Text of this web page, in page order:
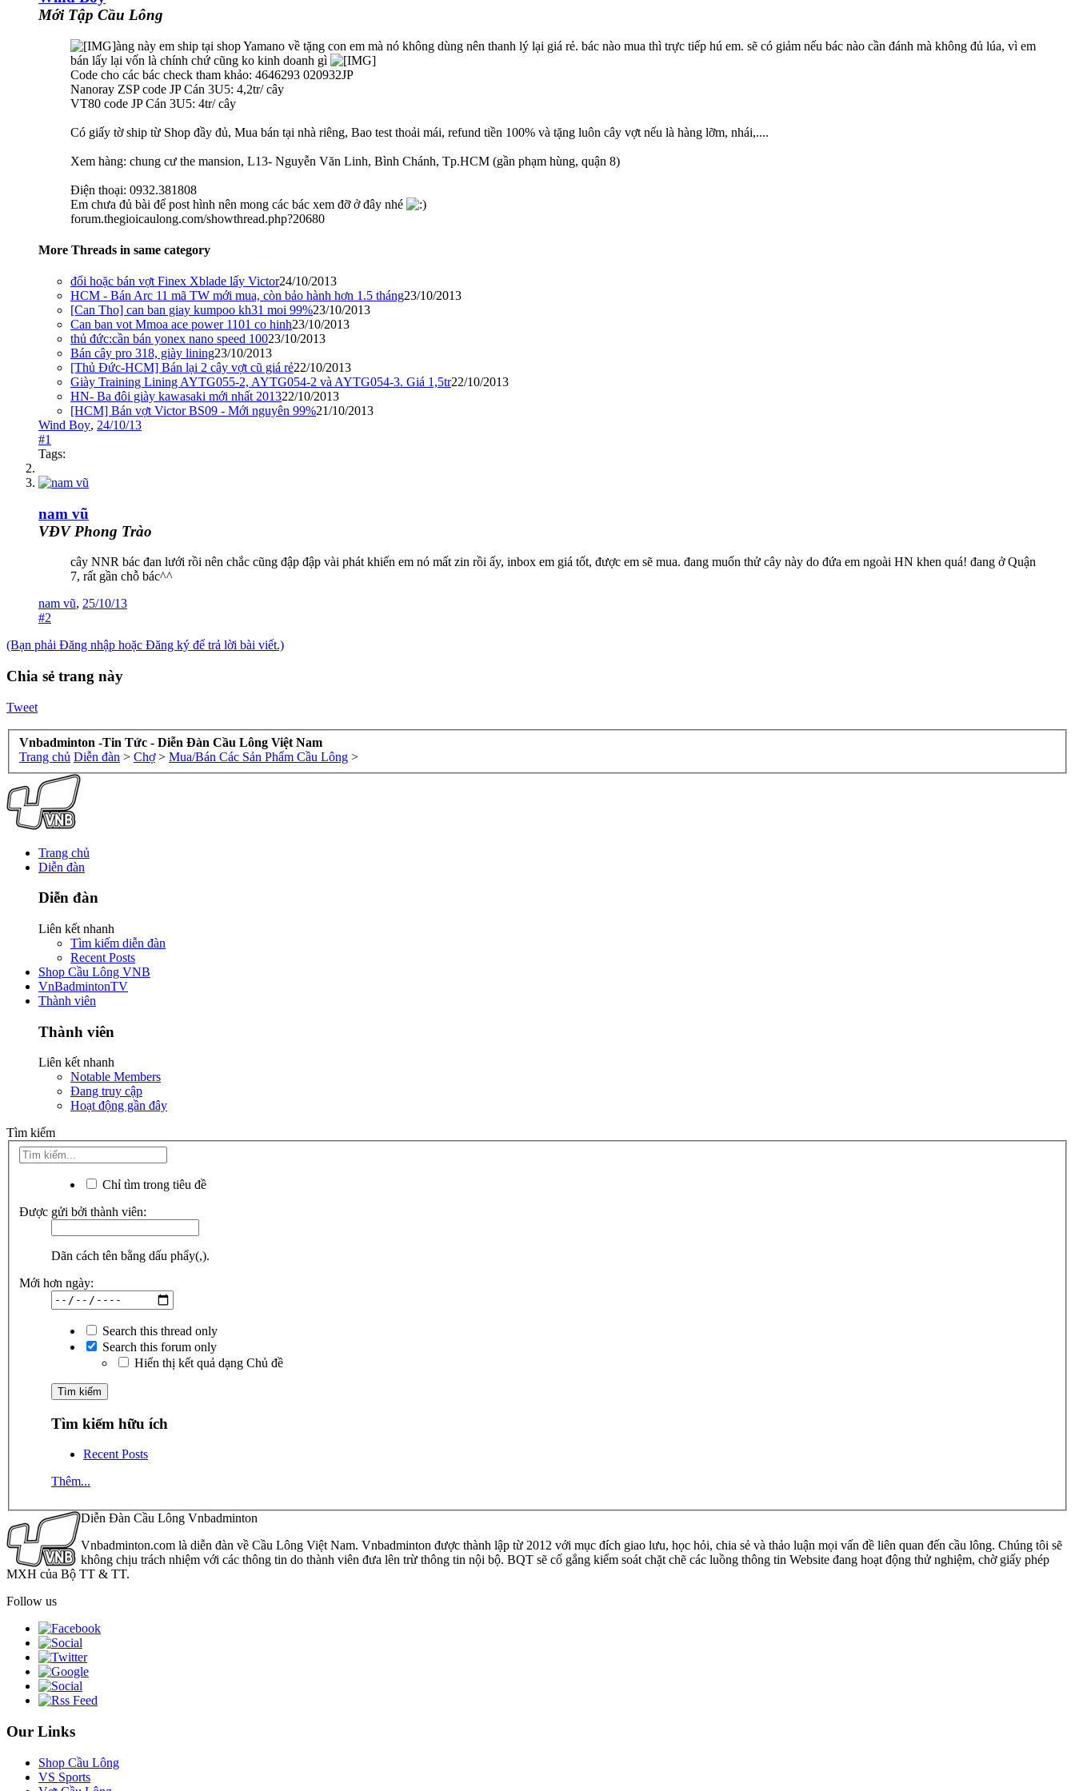
Mới Tập Cầu Lông
àng này em ship tại shop Yamano về tặng con em mà nó không dùng nên thanh lý lại giá rẻ. bác nào mua thì trực tiếp hú em. sẽ có giảm nếu bác nào cần đánh mà không đủ lúa, vì em
bán lấy lại vốn là chính chứ cũng ko kinh doanh gì
Code cho các bác check tham khảo: 4646293 020932JP
Nanoray ZSP code JP Cán 3U5: 4,2tr/ cây
VT80 code JP Cán 3U5: 4tr/ cây
Có giấy tờ ship từ Shop đầy đủ, Mua bán tại nhà riêng, Bao test thoải mái, refund tiền 100% và tặng luôn cây vợt nếu là hàng lỡm, nhái,....
Xem hàng: chung cư the mansion, L13- Nguyễn Văn Linh, Bình Chánh, Tp.HCM (gần phạm hùng, quận 8)
Điện thoại: 0932.381808
Em chưa đủ bài để post hình nên mong các bác xem đỡ ở đây nhé
forum.thegioicaulong.com/showthread.php?20680
More Threads in same category
đổi hoặc bán vợt Finex Xblade lấy Victor24/10/2013
HCM - Bán Arc 11 mã TW mới mua, còn bảo hành hơn 1.5 tháng23/10/2013
[Can Tho] can ban giay kumpoo kh31 moi 99%23/10/2013
Can ban vot Mmoa ace power 1101 co hinh23/10/2013
thủ đức:cần bán yonex nano speed 10023/10/2013
Bán cây pro 318, giày lining23/10/2013
[Thủ Đức-HCM] Bán lại 2 cây vợt cũ giá rẻ22/10/2013
Giày Training Lining AYTG055-2, AYTG054-2 và AYTG054-3. Giá 1,5tr22/10/2013
HN- Ba đôi giày kawasaki mới nhất 201322/10/2013
[HCM] Bán vợt Victor BS09 - Mới nguyên 99%21/10/2013
Wind Boy, 24/10/13
#1
Tags:
nam vũ
VĐV Phong Trào
cây NNR bác đan lưới rồi nên chắc cũng đập đập vài phát khiến em nó mất zin rồi ấy, inbox em giá tốt, được em sẽ mua. đang muốn thử cây này do đứa em ngoài HN khen quá! đang ở Quận
7, rất gần chỗ bác^^
nam vũ, 25/10/13
#2
(Bạn phải Đăng nhập hoặc Đăng ký để trả lời bài viết.)
Chia sẻ trang này
Tweet
Vnbadminton -Tin Tức - Diễn Đàn Cầu Lông Việt Nam
Trang chủ Diễn đàn > Chợ > Mua/Bán Các Sản Phẩm Cầu Lông >
Trang chủ
Diễn đàn
Diễn đàn
Liên kết nhanh
Tìm kiếm diễn đàn
Recent Posts
Shop Cầu Lông VNB
VnBadmintonTV
Thành viên
Thành viên
Liên kết nhanh
Notable Members
Đang truy cập
Hoạt động gần đây
Tìm kiếm
Chỉ tìm trong tiêu đề
Được gửi bởi thành viên:
Dãn cách tên bằng dấu phẩy(,).
Mới hơn ngày:
Search this thread only
Search this forum only
Hiển thị kết quả dạng Chủ đề
Tìm kiếm hữu ích
Recent Posts
Thêm...
Diễn Đàn Cầu Lông Vnbadminton
Vnbadminton.com là diễn đàn về Cầu Lông Việt Nam. Vnbadminton được thành lập từ 2012 với mục đích giao lưu, học hỏi, chia sẻ và thảo luận mọi vấn đề liên quan đến cầu lông. Chúng tôi sẽ
không chịu trách nhiệm với các thông tin do thành viên đưa lên trừ thông tin nội bộ. BQT sẽ cố gắng kiểm soát chặt chẽ các luồng thông tin Website đang hoạt động thử nghiệm, chờ giấy phép
MXH của Bộ TT & TT.
Follow us
Our Links
Shop Cầu Lông
VS Sports